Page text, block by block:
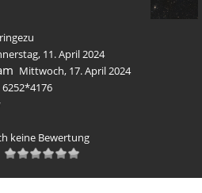
11. April 2024
Mittwoch, 17. April 2024
6252*4176
keine Bewertung